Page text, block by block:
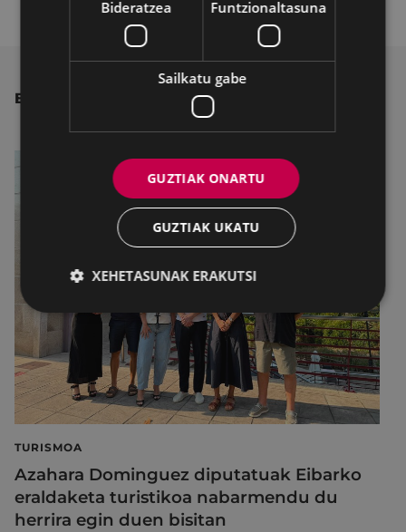
BESTE ALBISTE BATZUK
TURISMOA
Azahara Dominguez diputatuak Eibarko
eraldaketa turistikoa nabarmendu du
herrira egin duen bisitan
Bideratzea Funtzionaltasuna
Sailkatu gabe
GUZTIAK ONARTU
GUZTIAK UKATU
XEHETASUNAK ERAKUTSI